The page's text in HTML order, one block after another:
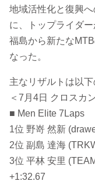
地域活性化と復興
に、トップライダー
福島から新たな
なった。
主なリザルトは以下
＜7月4日 クロスカ
■ Men Elite 7Laps
1位 野嵜 然新
2位 副島 達海
3位 平林 安里
+1:32.67